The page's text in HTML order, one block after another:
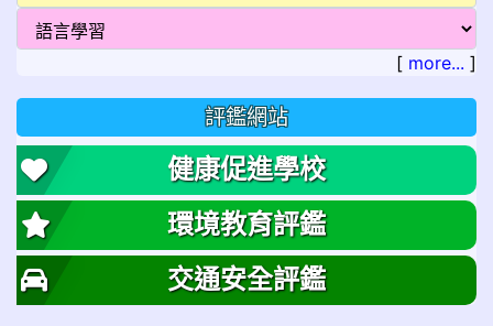
[ more... ]
評鑑網站
健康促進學校
環境教育評鑑
交通安全評鑑